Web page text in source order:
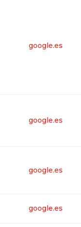
google.es
google.es
google.es
google.es